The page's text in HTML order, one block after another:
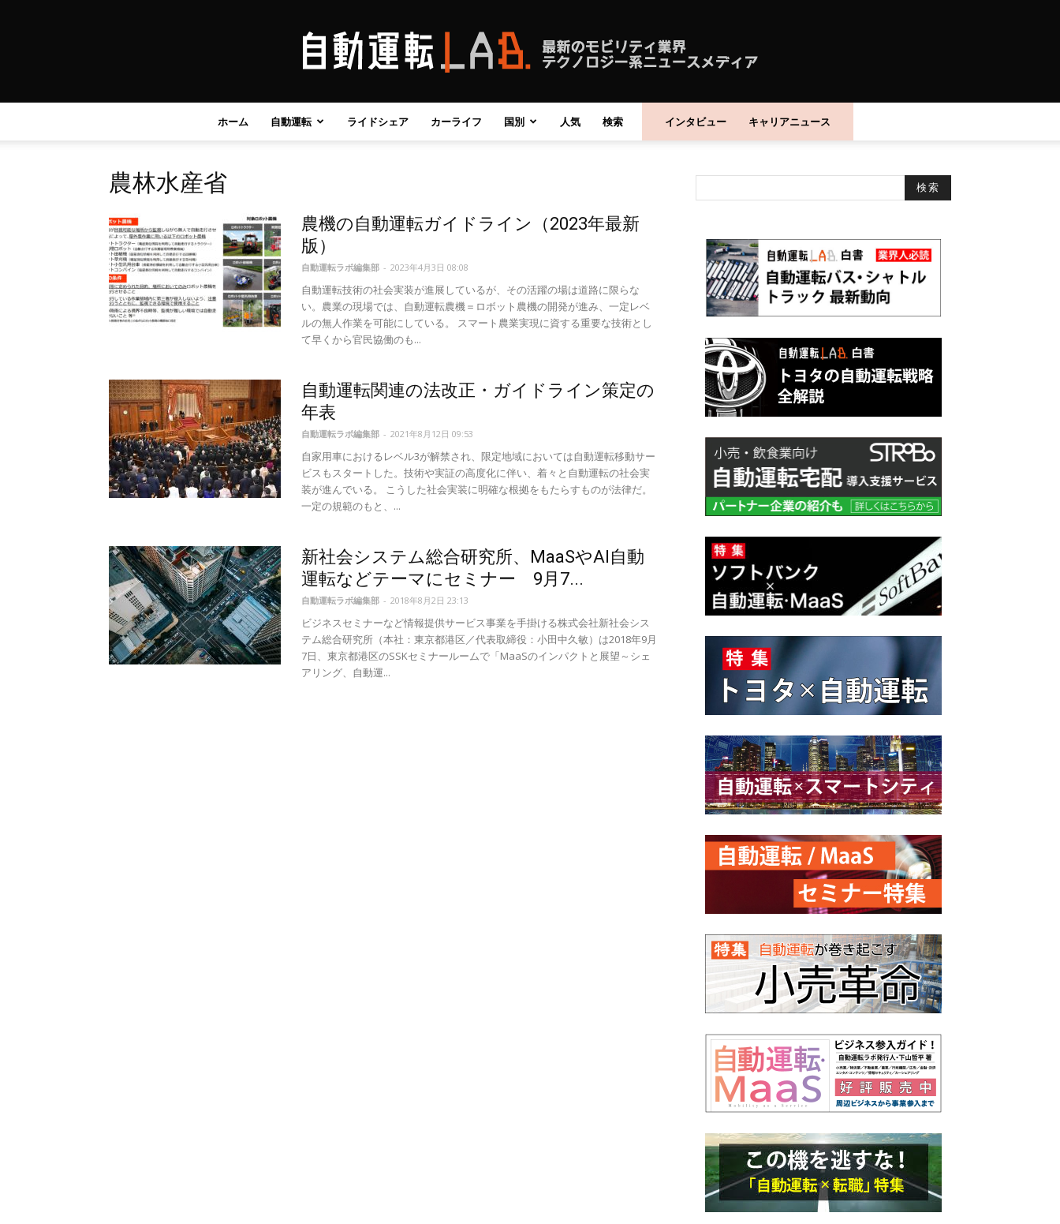
自
動
運
ボ
ホーム 自動運転 ライドシェア カーライフ 国別 人気 検索 インタビュー キャリアニュース
農林水産省
農機の自動運転ガイドライン（2023年最新
版）
自動運転ラボ編集部 - 2023年4月3日 08:08
自動運転技術の社会実装が進展しているが、その活躍の場は道路に限らな
い。農業の現場では、自動運転農機＝ロボット農機の開発が進み、一定レベ
ルの無人作業を可能にしている。 スマート農業実現に資する重要な技術とし
て早くから官民協働のも...
自動運転関連の法改正・ガイドライン策定の
年表
自動運転ラボ編集部 - 2021年8月12日 09:53
自家用車におけるレベル3が解禁され、限定地域においては自動運転移動サー
ビスもスタートした。技術や実証の高度化に伴い、着々と自動運転の社会実
装が進んでいる。 こうした社会実装に明確な根拠をもたらすものが法律だ。
一定の規範のもと、...
新社会システム総合研究所、MaaSやAI自動
運転などテーマにセミナー 9月7...
自動運転ラボ編集部 - 2018年8月2日 23:13
ビジネスセミナーなど情報提供サービス事業を手掛ける株式会社新社会シス
テム総合研究所（本社：東京都港区／代表取締役：小田中久敏）は2018年9月
7日、東京都港区のSSKセミナールームで「MaaSのインパクトと展望～シェ
アリング、自動運...